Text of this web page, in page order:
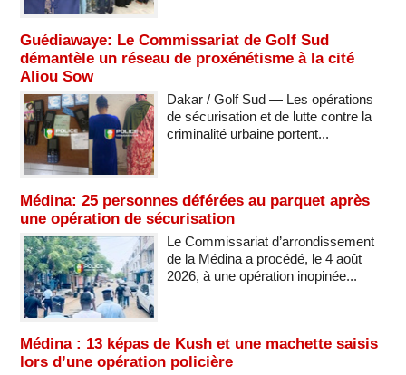
Guédiawaye: Le Commissariat de Golf Sud
démantèle un réseau de proxénétisme à la cité
Aliou Sow
Dakar / Golf Sud — Les opérations
de sécurisation et de lutte contre la
criminalité urbaine portent...
Médina: 25 personnes déférées au parquet après
une opération de sécurisation
Le Commissariat d’arrondissement
de la Médina a procédé, le 4 août
2026, à une opération inopinée...
Médina : 13 képas de Kush et une machette saisis
lors d’une opération policière